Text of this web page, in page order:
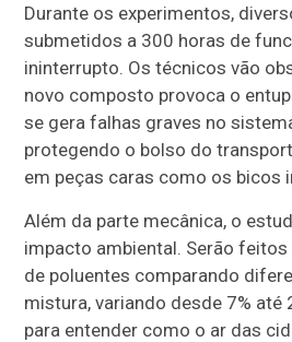
Durante os experimentos,
submetidos a 300 horas de
ininterrupto. Os técnicos vão
novo composto provoca o
se gera falhas graves no
protegendo o bolso do
em peças caras como os bicos
Além da parte mecânica, o
impacto ambiental. Serão
de poluentes comparando
mistura, variando desde 7% até
para entender como o ar das